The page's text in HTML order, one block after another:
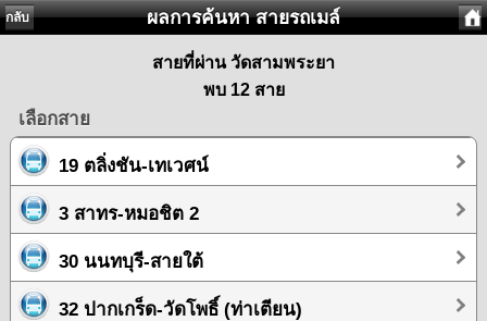
กลับ ผลการค้นหา สายรถเมล์
สายที่ผ่าน วัดสามพระยา
พบ 12 สาย
เลือกสาย
19 ตลิ่งชัน-เทเวศน์
3 สาทร-หมอชิต 2
30 นนทบุรี-สายใต้
32 ปากเกร็ด-วัดโพธิ์ (ท่าเตียน)